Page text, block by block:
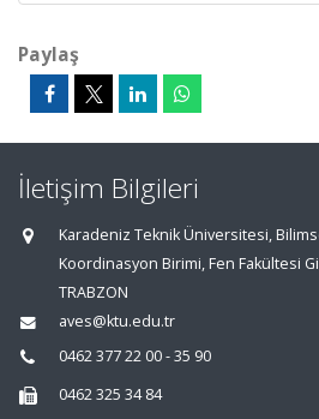
Paylaş
İletişim Bilgileri
Karadeniz Teknik Üniversitesi,
Koordinasyon Birimi, Fen Fakültesi
TRABZON
aves@ktu.edu.tr
0462 377 22 00 - 35 90
0462 325 34 84